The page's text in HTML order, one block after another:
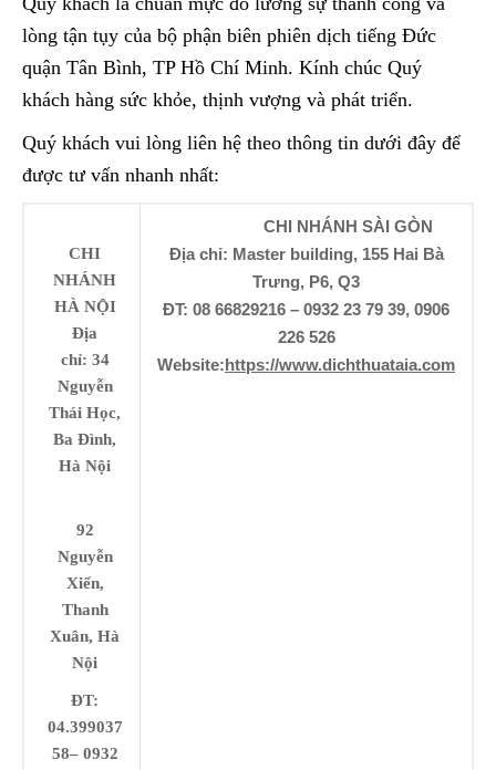
lòng tận tụy của bộ phận biên phiên dịch tiếng Đức
quận Tân Bình, TP Hồ Chí Minh. Kính chúc Quý
khách hàng sức khỏe, thịnh vượng và phát triển.
Quý khách vui lòng liên hệ theo thông tin dưới đây để
được tư vấn nhanh nhất:
CHI
NHÁNH
HÀ NỘI
Địa
chỉ: 34
Nguyễn
Thái Học,
Ba Đình,
Hà Nội
92
Nguyễn
Xiển,
Thanh
Xuân, Hà
Nội
ĐT:
04.399037
58– 0932
CHI NHÁNH SÀI GÒN
Địa chỉ: Master building, 155 Hai Bà
Trưng, P6, Q3
ĐT: 08 66829216 – 0932 23 79 39, 0906
226 526
Website:https://www.dichthuataia.com